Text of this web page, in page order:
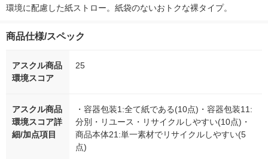
環境に配慮した紙ストロー。紙袋のないおトクな裸タイプ。
商品仕様/スペック
アスクル商品
環境スコア
25
アスクル商品
環境スコア詳
細/加点項目
・容器包装1:全て紙である(10点)・容器包装11:
分別・リユース・リサイクルしやすい(10点)・
商品本体21:単一素材でリサイクルしやすい(5
点)